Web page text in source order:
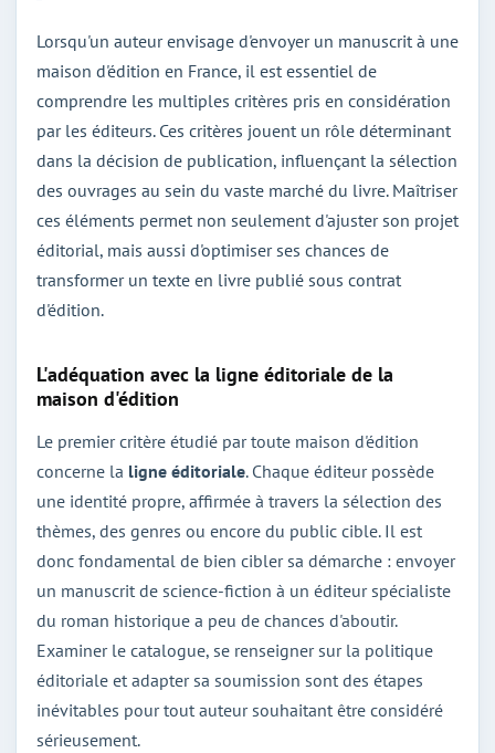
Lorsqu'un auteur envisage d'envoyer un manuscrit à une
maison d'édition en France, il est essentiel de
comprendre les multiples critères pris en considération
par les éditeurs. Ces critères jouent un rôle déterminant
dans la décision de publication, influençant la sélection
des ouvrages au sein du vaste marché du livre. Maîtriser
ces éléments permet non seulement d'ajuster son projet
éditorial, mais aussi d'optimiser ses chances de
transformer un texte en livre publié sous contrat
d'édition.
L'adéquation avec la ligne éditoriale de la
maison d'édition
Le premier critère étudié par toute maison d'édition
concerne la ligne éditoriale. Chaque éditeur possède
une identité propre, affirmée à travers la sélection des
thèmes, des genres ou encore du public cible. Il est
donc fondamental de bien cibler sa démarche : envoyer
un manuscrit de science-fiction à un éditeur spécialiste
du roman historique a peu de chances d'aboutir.
Examiner le catalogue, se renseigner sur la politique
éditoriale et adapter sa soumission sont des étapes
inévitables pour tout auteur souhaitant être considéré
sérieusement.